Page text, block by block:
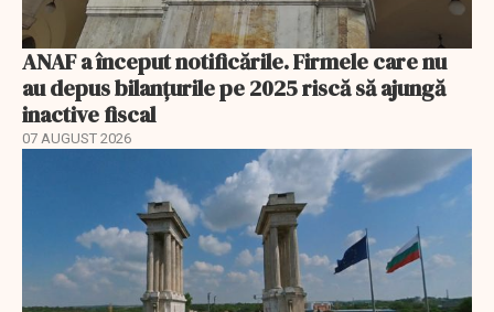
ANAF a început notificările. Firmele care nu
au depus bilanțurile pe 2025 riscă să ajungă
inactive fiscal
07 AUGUST 2026